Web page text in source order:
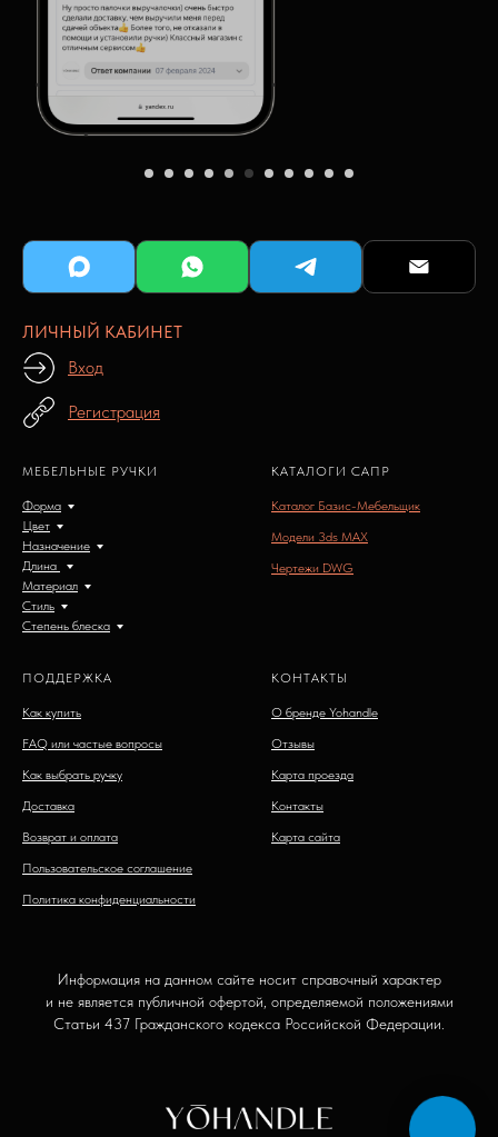
ЛИЧНЫЙ КАБИНЕТ
Вход
Регистрация
МЕБЕЛЬНЫЕ РУЧКИ
Форма
Цвет
Назначение
Длина
Материал
Стиль
Степень блеска
КАТАЛОГИ САПР
Каталог Базис-Мебельщик
Модели 3ds MAX
Чертежи DWG
ПОДДЕРЖКА
Как купить
FAQ или частые вопросы
Как выбрать ручку
Доставка
Возврат и оплата
Пользовательское соглашение
Политика конфиденциальности
КОНТАКТЫ
О бренде Yohandle
Отзывы
Карта проезда
Контакты
Карта сайта
Информация на данном сайте носит справочный характер
и не является публичной офертой, определяемой положениями
Статьи 437 Гражданского кодекса Российской Федерации.